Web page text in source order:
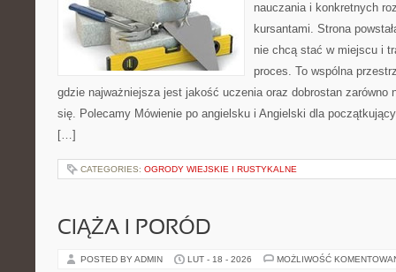
nauczania i konkretnych
kursantami. Strona
nie chcą stać w miejscu i
proces. To wspólna
gdzie najważniejsza jest jakość uczenia oraz dobrostan
się. Polecamy Mówienie po angielsku i Angielski dla
[…]
CATEGORIES: OGRODY WIEJSKIE I RUSTYKALNE
CIĄŻA I PORÓD
POSTED BY ADMIN LUT - 18 - 2026 MOŻLIWOŚĆ